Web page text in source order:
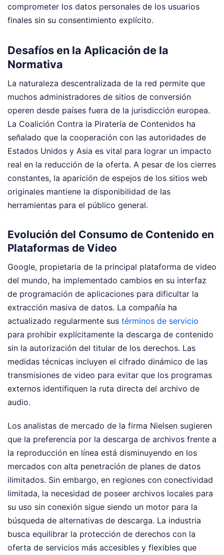
comprometer los datos personales de los usuarios
finales sin su consentimiento explícito.
Desafíos en la Aplicación de la
Normativa
La naturaleza descentralizada de la red permite que
muchos administradores de sitios de conversión
operen desde países fuera de la jurisdicción europea.
La Coalición Contra la Piratería de Contenidos ha
señalado que la cooperación con las autoridades de
Estados Unidos y Asia es vital para lograr un impacto
real en la reducción de la oferta. A pesar de los cierres
constantes, la aparición de espejos de los sitios web
originales mantiene la disponibilidad de las
herramientas para el público general.
Evolución del Consumo de Contenido en
Plataformas de Video
Google, propietaria de la principal plataforma de video
del mundo, ha implementado cambios en su interfaz
de programación de aplicaciones para dificultar la
extracción masiva de datos. La compañía ha
actualizado regularmente sus términos de servicio
para prohibir explícitamente la descarga de contenido
sin la autorización del titular de los derechos. Las
medidas técnicas incluyen el cifrado dinámico de las
transmisiones de video para evitar que los programas
externos identifiquen la ruta directa del archivo de
audio.
Los analistas de mercado de la firma Nielsen sugieren
que la preferencia por la descarga de archivos frente a
la reproducción en línea está disminuyendo en los
mercados con alta penetración de planes de datos
ilimitados. Sin embargo, en regiones con conectividad
limitada, la necesidad de poseer archivos locales para
su uso sin conexión sigue siendo un motor para la
búsqueda de alternativas de descarga. La industria
busca equilibrar la protección de derechos con la
oferta de servicios más accesibles y flexibles que